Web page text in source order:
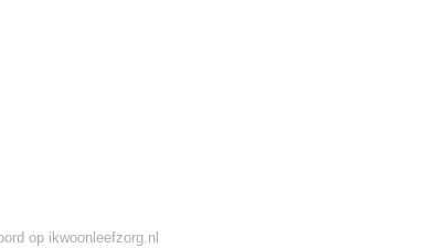
op ikwoonleefzorg.nl